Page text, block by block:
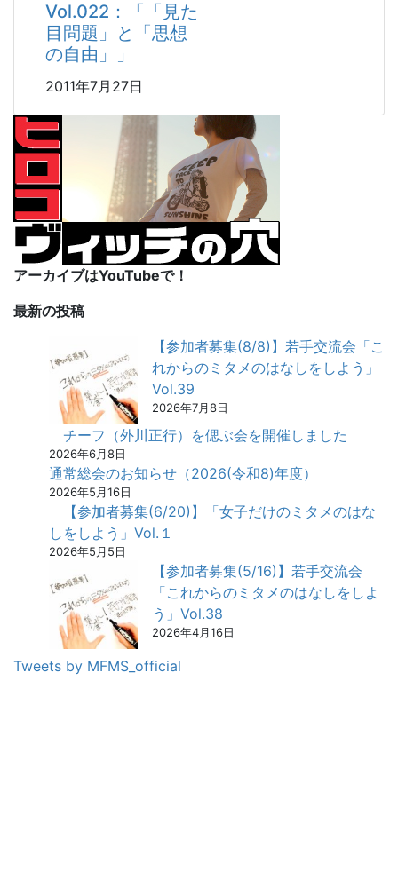
Vol.022：「「見た
目問題」と「思想
の自由」」
2011年7月27日
アーカイブはYouTubeで！
最新の投稿
【参加者募集(8/8)】若手交流会「こ
れからのミタメのはなしをしよう」
Vol.39
2026年7月8日
チーフ（外川正行）を偲ぶ会を開催しました
2026年6月8日
通常総会のお知らせ（2026(令和8)年度）
2026年5月16日
【参加者募集(6/20)】「女子だけのミタメのはな
しをしよう」Vol.１
2026年5月5日
【参加者募集(5/16)】若手交流会
「これからのミタメのはなしをしよ
う」Vol.38
2026年4月16日
Tweets by MFMS_official